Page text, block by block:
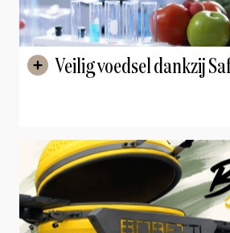
Veilig voedsel dankzij